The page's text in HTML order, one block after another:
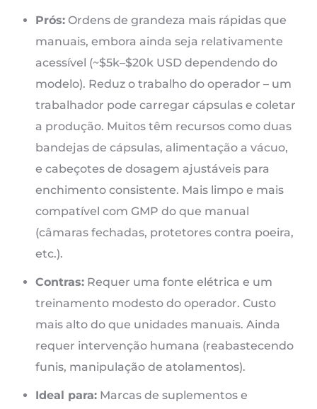
Prós: Ordens de grandeza mais rápidas que
manuais, embora ainda seja relativamente
acessível (~$5k–$20k USD dependendo do
modelo). Reduz o trabalho do operador – um
trabalhador pode carregar cápsulas e coletar
a produção. Muitos têm recursos como duas
bandejas de cápsulas, alimentação a vácuo,
e cabeçotes de dosagem ajustáveis ​​para
enchimento consistente. Mais limpo e mais
compatível com GMP do que manual
(câmaras fechadas, protetores contra poeira,
etc.).
Contras: Requer uma fonte elétrica e um
treinamento modesto do operador. Custo
mais alto do que unidades manuais. Ainda
requer intervenção humana (reabastecendo
funis, manipulação de atolamentos).
Ideal para: Marcas de suplementos e